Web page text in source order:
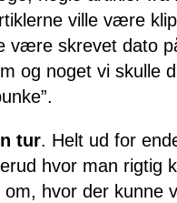
ville være
være skrevet dato
og noget vi skulle
tur. Helt ud for
hvor man rigtig
om, hvor der